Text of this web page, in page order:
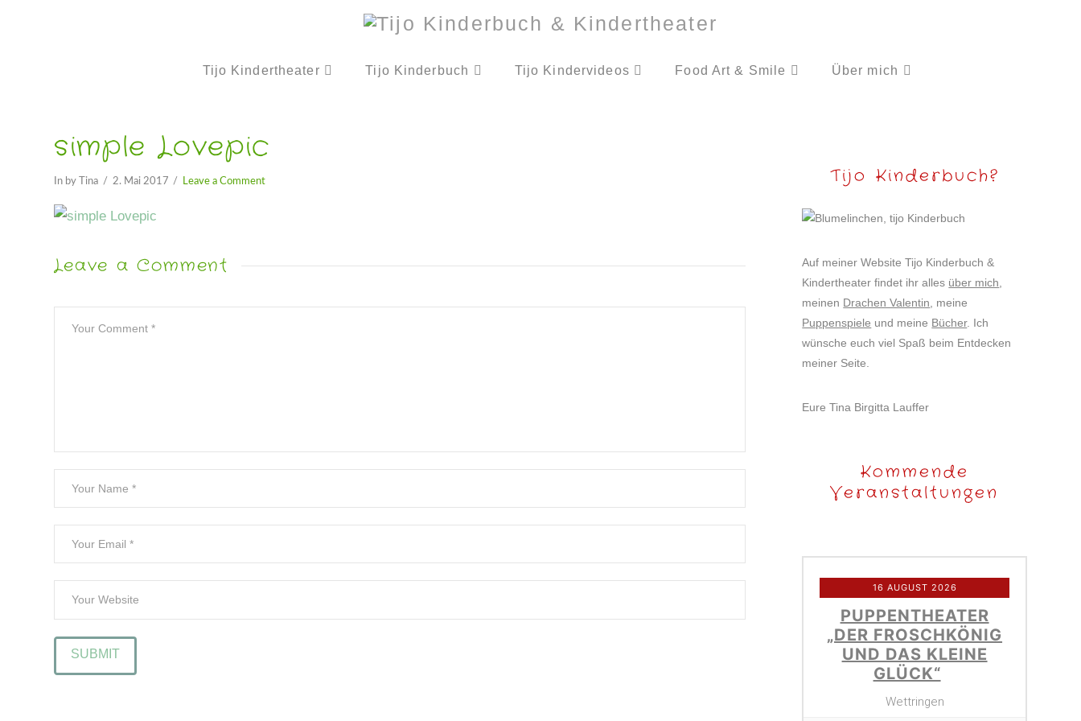
Tijo Kindertheater Tijo Kinderbuch Tijo Kindervideos Food Art & Smile Über mich
simple Lovepic
In by Tina 2. Mai 2017 Leave a Comment
Leave a Comment
Tijo Kinderbuch?
Auf meiner Website Tijo Kinderbuch &
Kindertheater findet ihr alles über mich
meinen Drachen Valentin , meine
Puppenspiele und meine Bücher. Ich
wünsche euch viel Spaß beim Entdecken
meiner Seite.
Eure Tina Birgitta Lauffer
Kommende
Veranstaltungen
16 AUGUST 2026
PUPPENTHEATER
„DER FROSCHKÖNIG
UND DAS KLEINE
GLÜCK“
Wettringen